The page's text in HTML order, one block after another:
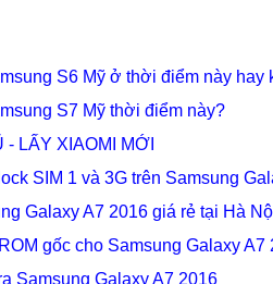
S6 Mỹ ở thời điểm này hay
S7 Mỹ thời điểm này?
LẤY XIAOMI MỚI
SIM 1 và 3G trên Samsung
Galaxy A7 2016 giá rẻ tại Hà
gốc cho Samsung Galaxy A7
Samsung Galaxy A7 2016